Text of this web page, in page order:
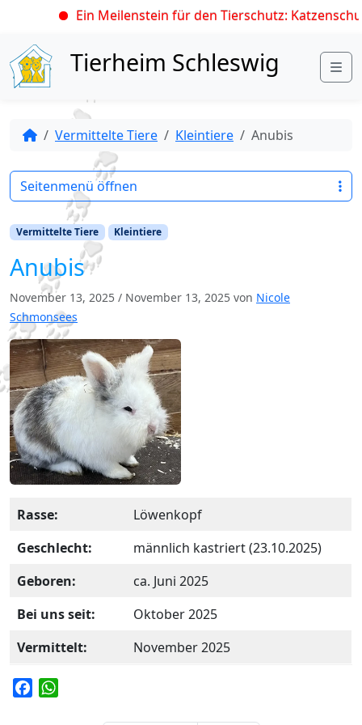
Ein Meilenstein für den Tierschutz:
Skip to content
Tierheim Schleswig
Vermittelte Tiere Kleintiere Anubis
Vermittelte Tiere Kleintiere
Anubis
November 13, 2025 / November 13, 2025 von Nicole
Schmonsees
Rasse:
Löwenkopf
Geschlecht:
männlich kastriert (23.10.2025)
Geboren:
ca. Juni 2025
Bei uns seit:
Oktober 2025
Vermittelt:
November 2025
Seitenmenü öffnen